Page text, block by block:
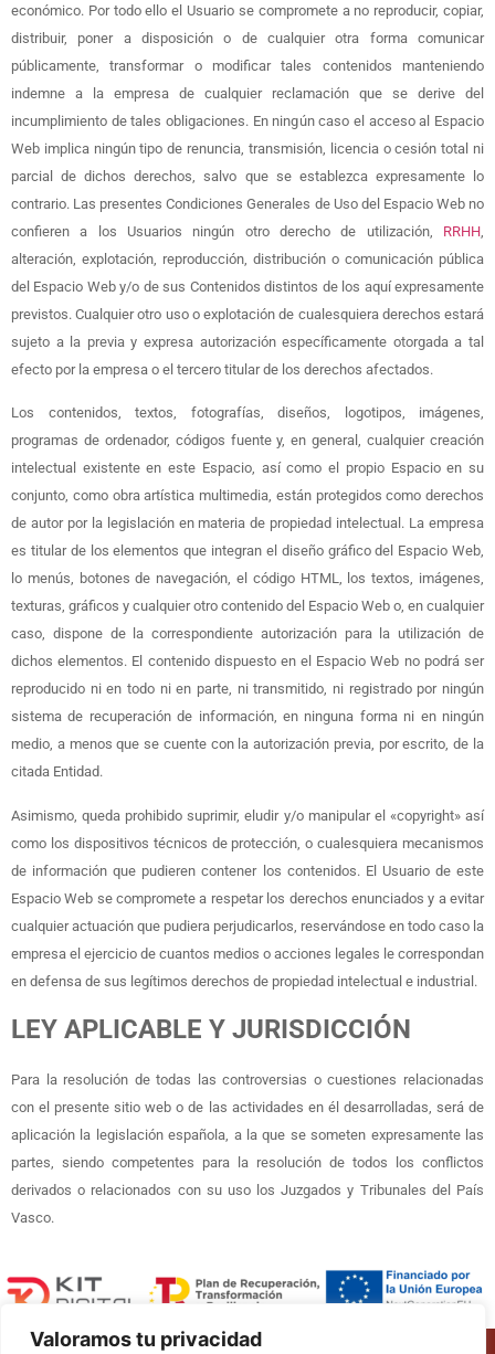
Valoramos tu privacidad
económico. Por todo ello el Usuario se compromete a no reproducir, copiar,
distribuir, poner a disposición o de cualquier otra forma comunicar
públicamente, transformar o modificar tales contenidos manteniendo
indemne a la empresa de cualquier reclamación que se derive del
incumplimiento de tales obligaciones. En ningún caso el acceso al Espacio
Web implica ningún tipo de renuncia, transmisión, licencia o cesión total ni
parcial de dichos derechos, salvo que se establezca expresamente lo
contrario. Las presentes Condiciones Generales de Uso del Espacio Web no
confieren a los Usuarios ningún otro derecho de utilización, RRHH
alteración, explotación, reproducción, distribución o comunicación pública
del Espacio Web y/o de sus Contenidos distintos de los aquí expresamente
previstos. Cualquier otro uso o explotación de cualesquiera derechos estará
sujeto a la previa y expresa autorización específicamente otorgada a tal
efecto por la empresa o el tercero titular de los derechos afectados.
Los contenidos, textos, fotografías, diseños, logotipos, imágenes,
programas de ordenador, códigos fuente y, en general, cualquier creación
intelectual existente en este Espacio, así como el propio Espacio en su
conjunto, como obra artística multimedia, están protegidos como derechos
de autor por la legislación en materia de propiedad intelectual. La empresa
es titular de los elementos que integran el diseño gráfico del Espacio Web,
lo menús, botones de navegación, el código HTML, los textos, imágenes,
texturas, gráficos y cualquier otro contenido del Espacio Web o, en cualquier
caso, dispone de la correspondiente autorización para la utilización de
dichos elementos. El contenido dispuesto en el Espacio Web no podrá ser
reproducido ni en todo ni en parte, ni transmitido, ni registrado por ningún
sistema de recuperación de información, en ninguna forma ni en ningún
medio, a menos que se cuente con la autorización previa, por escrito, de la
citada Entidad.
Asimismo, queda prohibido suprimir, eludir y/o manipular el «copyright» así
como los dispositivos técnicos de protección, o cualesquiera mecanismos
de información que pudieren contener los contenidos. El Usuario de este
Espacio Web se compromete a respetar los derechos enunciados y a evitar
cualquier actuación que pudiera perjudicarlos, reservándose en todo caso la
empresa el ejercicio de cuantos medios o acciones legales le correspondan
en defensa de sus legítimos derechos de propiedad intelectual e industrial.
LEY APLICABLE Y JURISDICCIÓN
Para la resolución de todas las controversias o cuestiones relacionadas
con el presente sitio web o de las actividades en él desarrolladas, será de
aplicación la legislación española, a la que se someten expresamente las
partes, siendo competentes para la resolución de todos los conflictos
derivados o relacionados con su uso los Juzgados y Tribunales del País
Vasco.